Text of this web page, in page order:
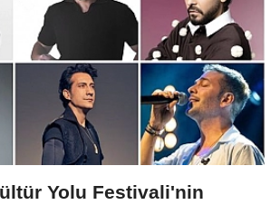
Yolu Festivali'nin